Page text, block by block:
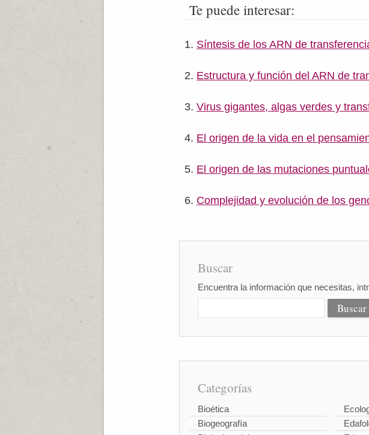
Te puede interesar:
Síntesis de los ARN de
Estructura y función del ARN de
Virus gigantes, algas verdes y
El origen de la vida en el
El origen de las mutaciones
Complejidad y evolución de los
Buscar
Encuentra la información que necesitas,
Categorías
Bioética
Biogeografía